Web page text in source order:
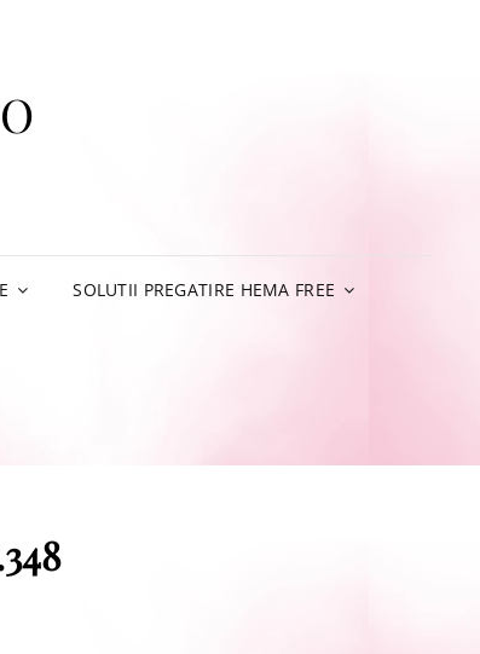
SOLUTII PREGATIRE HEMA FREE